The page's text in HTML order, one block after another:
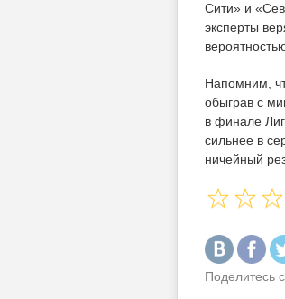
Сити» и
эксперты
Напомним,
обыграв с
в финале
сильнее в
ничейный
Поделитесь